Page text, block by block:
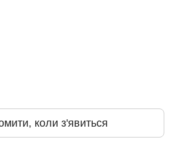
коли з'явиться